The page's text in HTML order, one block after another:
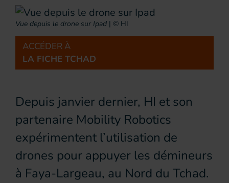
Vue depuis le drone sur Ipad | © HI
ACCÉDER À
LA FICHE TCHAD
Depuis janvier dernier, HI et son
partenaire Mobility Robotics
expérimentent l’utilisation de
drones pour appuyer les démineurs
à Faya-Largeau, au Nord du Tchad.